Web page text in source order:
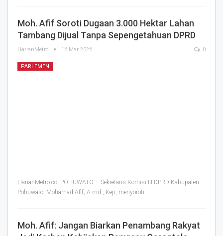
Moh. Afif Soroti Dugaan 3.000 Hektar Lahan
Tambang Dijual Tanpa Sepengetahuan DPRD
HarianMetro 16 Mar 2026 0
PARLEMEN
HarianMetro.co, POHUWATO – Sekretaris Komisi III DPRD Kabupaten
Pohuwato, Mohamad Afif, A.md., Kep, menyoroti…
Moh. Afif: Jangan Biarkan Penambang Rakyat